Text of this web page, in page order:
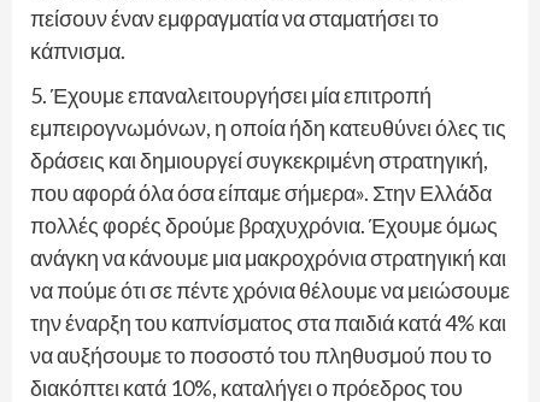
πείσουν έναν εμφραγματία να σταματήσει το
κάπνισμα.
5. Έχουμε επαναλειτουργήσει μία επιτροπή
εμπειρογνωμόνων, η οποία ήδη κατευθύνει όλες τις
δράσεις και δημιουργεί συγκεκριμένη στρατηγική,
που αφορά όλα όσα είπαμε σήμερα». Στην Ελλάδα
πολλές φορές δρούμε βραχυχρόνια. Έχουμε όμως
ανάγκη να κάνουμε μια μακροχρόνια στρατηγική και
να πούμε ότι σε πέντε χρόνια θέλουμε να μειώσουμε
την έναρξη του καπνίσματος στα παιδιά κατά 4% και
να αυξήσουμε το ποσοστό του πληθυσμού που το
διακόπτει κατά 10%, καταλήγει ο πρόεδρος του